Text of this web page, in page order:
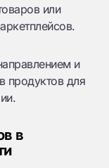
или
и
продуктов для
в